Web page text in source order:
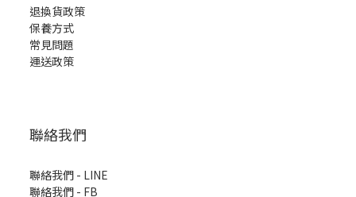
退換貨政策
保養方式
常見問題
運送政策
聯絡我們
聯絡我們 - LINE
聯絡我們 - FB